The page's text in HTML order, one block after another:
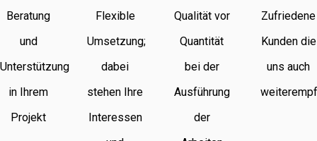
Beratung
und
Unterstützung
in Ihrem
Projekt
Flexible
Umsetzung;
dabei
stehen Ihre
Interessen
Qualität vor
Quantität
bei der
Ausführung
der
Zufriedene
Kunden die
uns auch